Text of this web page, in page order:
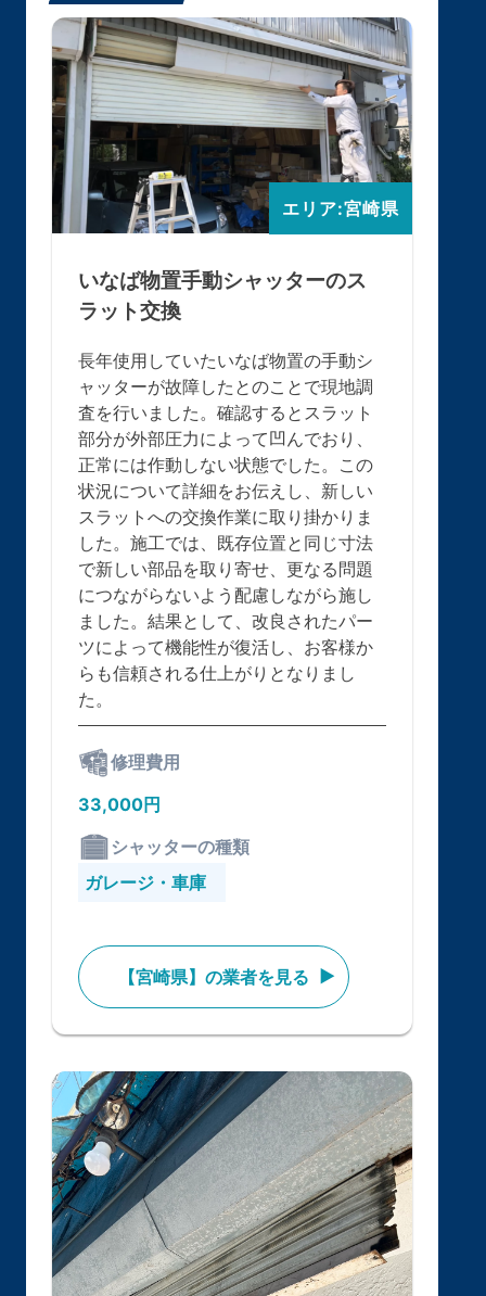
エリア:宮崎県
いなば物置手動シャッターのス
ラット交換
長年使用していたいなば物置の手動シ
ャッターが故障したとのことで現地調
査を行いました。確認するとスラット
部分が外部圧力によって凹んでおり、
正常には作動しない状態でした。この
状況について詳細をお伝えし、新しい
スラットへの交換作業に取り掛かりま
した。施工では、既存位置と同じ寸法
で新しい部品を取り寄せ、更なる問題
につながらないよう配慮しながら施し
ました。結果として、改良されたパー
ツによって機能性が復活し、お客様か
らも信頼される仕上がりとなりまし
た。
修理費用
33,000円
シャッターの種類
ガレージ・車庫
【宮崎県】の業者を見る